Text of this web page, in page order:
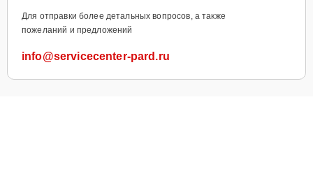
Для отправки более детальных вопросов, а также
пожеланий и предложений
info@servicecenter-pard.ru